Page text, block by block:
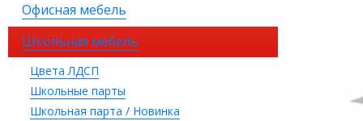
Офисная мебель
Школьная мебель
Цвета ЛДСП
Школьные парты
Школьная парта / Новинка